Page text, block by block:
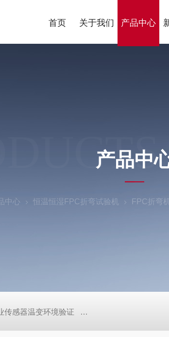
首页 关于我们 产品中心
产品中
中心 恒温恒湿FPC折弯试验机 FPC折弯机
传感器温变环境验证 TEB-600PF快温变高低